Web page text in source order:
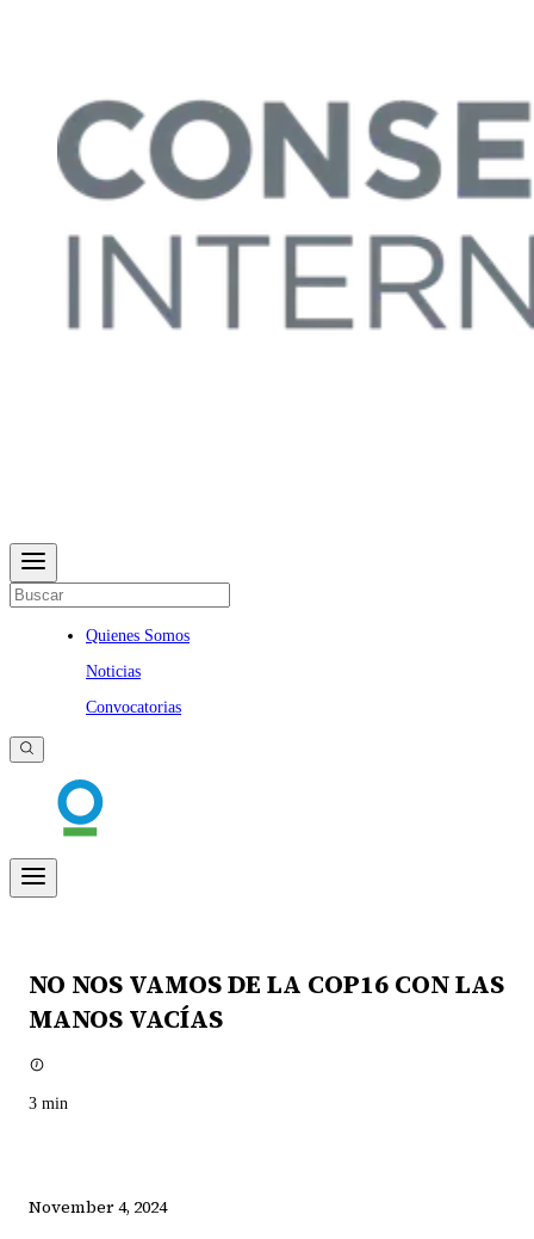
Quienes Somos
Noticias
Convocatorias
NO NOS VAMOS DE LA COP16 CON LAS
MANOS VACÍAS
3 min
November 4, 2024